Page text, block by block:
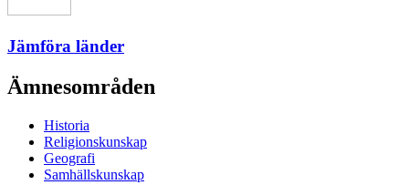
Jämföra länder
Ämnesområden
Historia
Religionskunskap
Geografi
Samhällskunskap